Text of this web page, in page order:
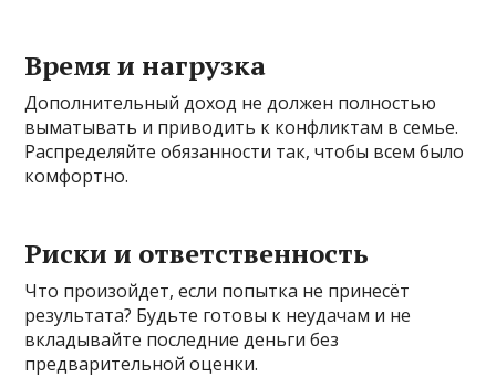
Время и нагрузка
Дополнительный доход не должен полностью
выматывать и приводить к конфликтам в семье.
Распределяйте обязанности так, чтобы всем было
комфортно.
Риски и ответственность
Что произойдет, если попытка не принесёт
результата? Будьте готовы к неудачам и не
вкладывайте последние деньги без
предварительной оценки.